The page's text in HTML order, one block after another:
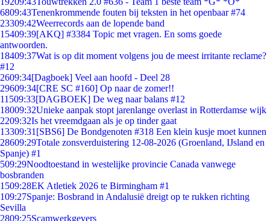
6809:43Tenenkrommende fouten bij teksten in het openbaar #74
23309:42Weerrecords aan de lopende band
15409:39[AKQ] #3384 Topic met vragen. En soms goede
antwoorden.
18409:37Wat is op dit moment volgens jou de meest irritante reclame?
#12
2609:34[Dagboek] Veel aan hoofd - Deel 28
29609:34[CRE SC #160] Op naar de zomer!!
11509:33[DAGBOEK] De weg naar balans #12
18009:32Unieke aanpak stopt jarenlange overlast in Rotterdamse wijk
2209:32Is het vreemdgaan als je op tinder gaat
13309:31 [SBS6] De Bondgenoten #318 Een klein kusje moet kunnen
28609:29Totale zonsverduistering 12-08-2026 (Groenland, IJsland en
Spanje) #1
509:29Noodtoestand in westelijke provincie Canada vanwege
bosbranden
1509:28EK Atletiek 2026 te Birmingham #1
109:27Spanje: Bosbrand in Andalusië dreigt op te rukken richting
Sevilla
2809:25Scamwerkgevers